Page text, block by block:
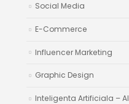
Social Media
E-Commerce
Influencer Marketing
Graphic Design
Inteligenta Artificiala – AI